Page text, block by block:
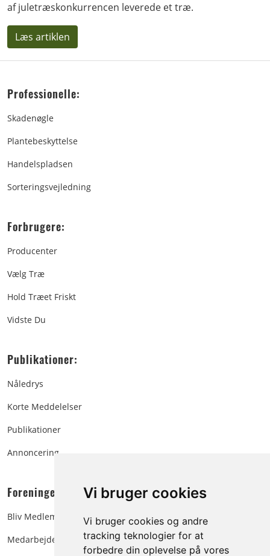
Vi bruger cookies
Vi bruger cookies og andre
tracking teknologier for at
forbedre din oplevelse på vores
af juletræskonkurrencen leverede et træ.
Læs artiklen
Professionelle:
Skadenøgle
Plantebeskyttelse
Handelspladsen
Sorteringsvejledning
Forbrugere:
Producenter
Vælg Træ
Hold Træet Friskt
Vidste Du
Publikationer:
Nåledrys
Korte Meddelelser
Publikationer
Annoncering
Foreningen:
Bliv Medlem
Medarbejdere